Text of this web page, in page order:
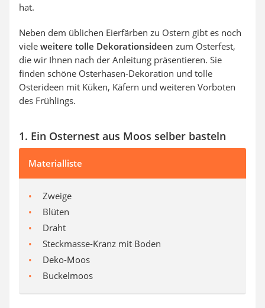
hat.
Neben dem üblichen Eierfärben zu Ostern gibt es noch
viele weitere tolle Dekorationsideen zum Osterfest,
die wir Ihnen nach der Anleitung präsentieren. Sie
finden schöne Osterhasen-Dekoration und tolle
Osterideen mit Küken, Käfern und weiteren Vorboten
des Frühlings.
1. Ein Osternest aus Moos selber basteln
Materialliste
Zweige
Blüten
Draht
Steckmasse-Kranz mit Boden
Deko-Moos
Buckelmoos